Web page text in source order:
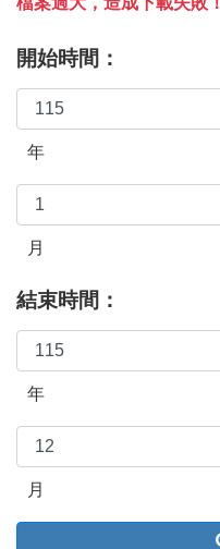
開始時間：
年
月
結束時間：
年
月